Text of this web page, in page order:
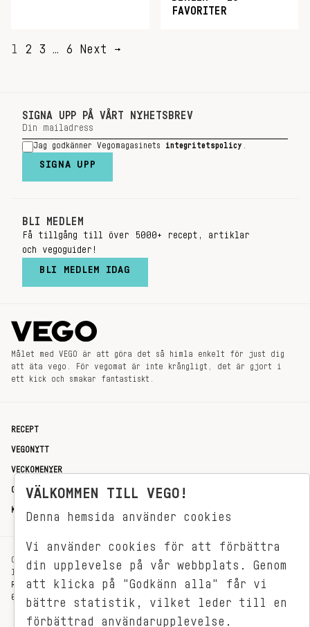
FAVORITER
SIDNUMRERING
1 2 3 … 6 Next →
SIGNA UPP PÅ VÅRT NYHETSBREV
Jag godkänner Vegomagasinets integritetspolicy
SIGNA UPP
BLI MEDLEM
Få tillgång till över 5000+ recept, artiklar
och vegoguider!
BLI MEDLEM IDAG
Målet med VEGO är att göra det så himla enkelt för just dig
att äta vego. För vegomat är inte krångligt, det är gjort i
ett kick och smakar fantastiskt.
RECEPT
VEGONYTT
VECKOMENYER
OM OSS
KONTAKT
OXENSTIERNSGATAN 33
114 27 STOCKHOLM
REDAKTIONEN@VEGOMAGASINET.SE
08-799 62 01
VÄLKOMMEN TILL VEGO!
Denna hemsida använder cookies
Vi använder cookies för att förbättra
din upplevelse på vår webbplats. Genom
att klicka på "Godkänn alla" får vi
bättre statistik, vilket leder till en
förbättrad användarupplevelse.